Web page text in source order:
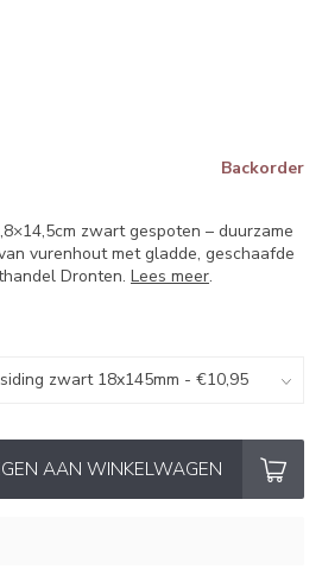
Backorder
zwart gespoten – duurzame
vurenhout met gladde, geschaafde
Dronten. Lees meer.
AAN WINKELWAGEN